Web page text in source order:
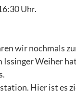
Uhr.
wir nochmals
Issinger Weiher
Hier ist es